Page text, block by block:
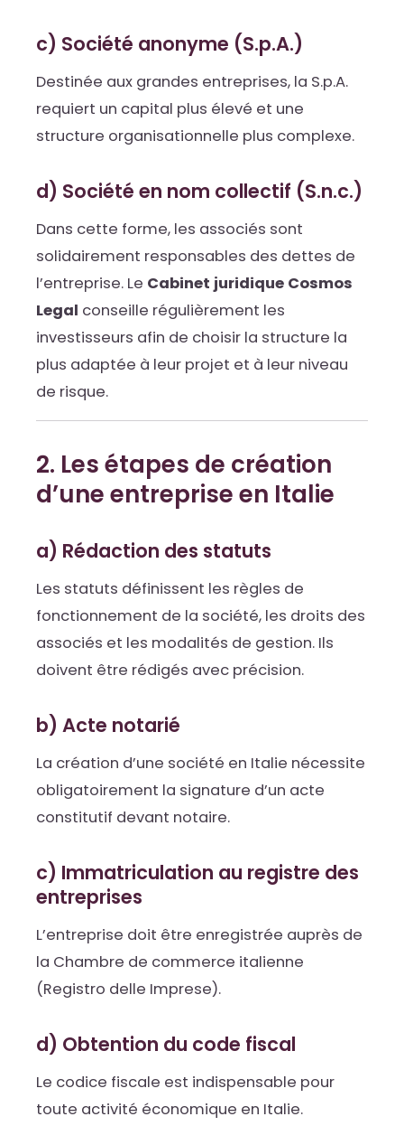
c) Société anonyme (S.p.A.)
Destinée aux grandes entreprises, la S.p.A.
requiert un capital plus élevé et une
structure organisationnelle plus complexe.
d) Société en nom collectif (S.n.c.)
Dans cette forme, les associés sont
solidairement responsables des dettes de
l’entreprise. Le Cabinet juridique Cosmos
Legal conseille régulièrement les
investisseurs afin de choisir la structure la
plus adaptée à leur projet et à leur niveau
de risque.
2. Les étapes de création
d’une entreprise en Italie
a) Rédaction des statuts
Les statuts définissent les règles de
fonctionnement de la société, les droits des
associés et les modalités de gestion. Ils
doivent être rédigés avec précision.
b) Acte notarié
La création d’une société en Italie nécessite
obligatoirement la signature d’un acte
constitutif devant notaire.
c) Immatriculation au registre des
entreprises
L’entreprise doit être enregistrée auprès de
la Chambre de commerce italienne
(Registro delle Imprese).
d) Obtention du code fiscal
Le codice fiscale est indispensable pour
toute activité économique en Italie.